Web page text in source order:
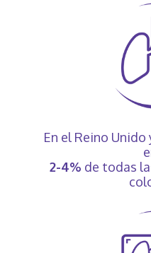
En el Reino
2-4% de todas